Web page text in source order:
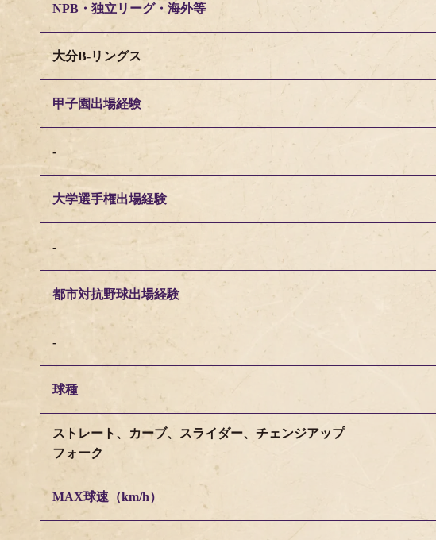
NPB・独立リーグ・海外等
大分B-リングス
甲子園出場経験
-
大学選手権出場経験
-
都市対抗野球出場経験
-
球種
ストレート、カーブ、スライダー、チェンジアップ
フォーク
MAX球速（km/h）